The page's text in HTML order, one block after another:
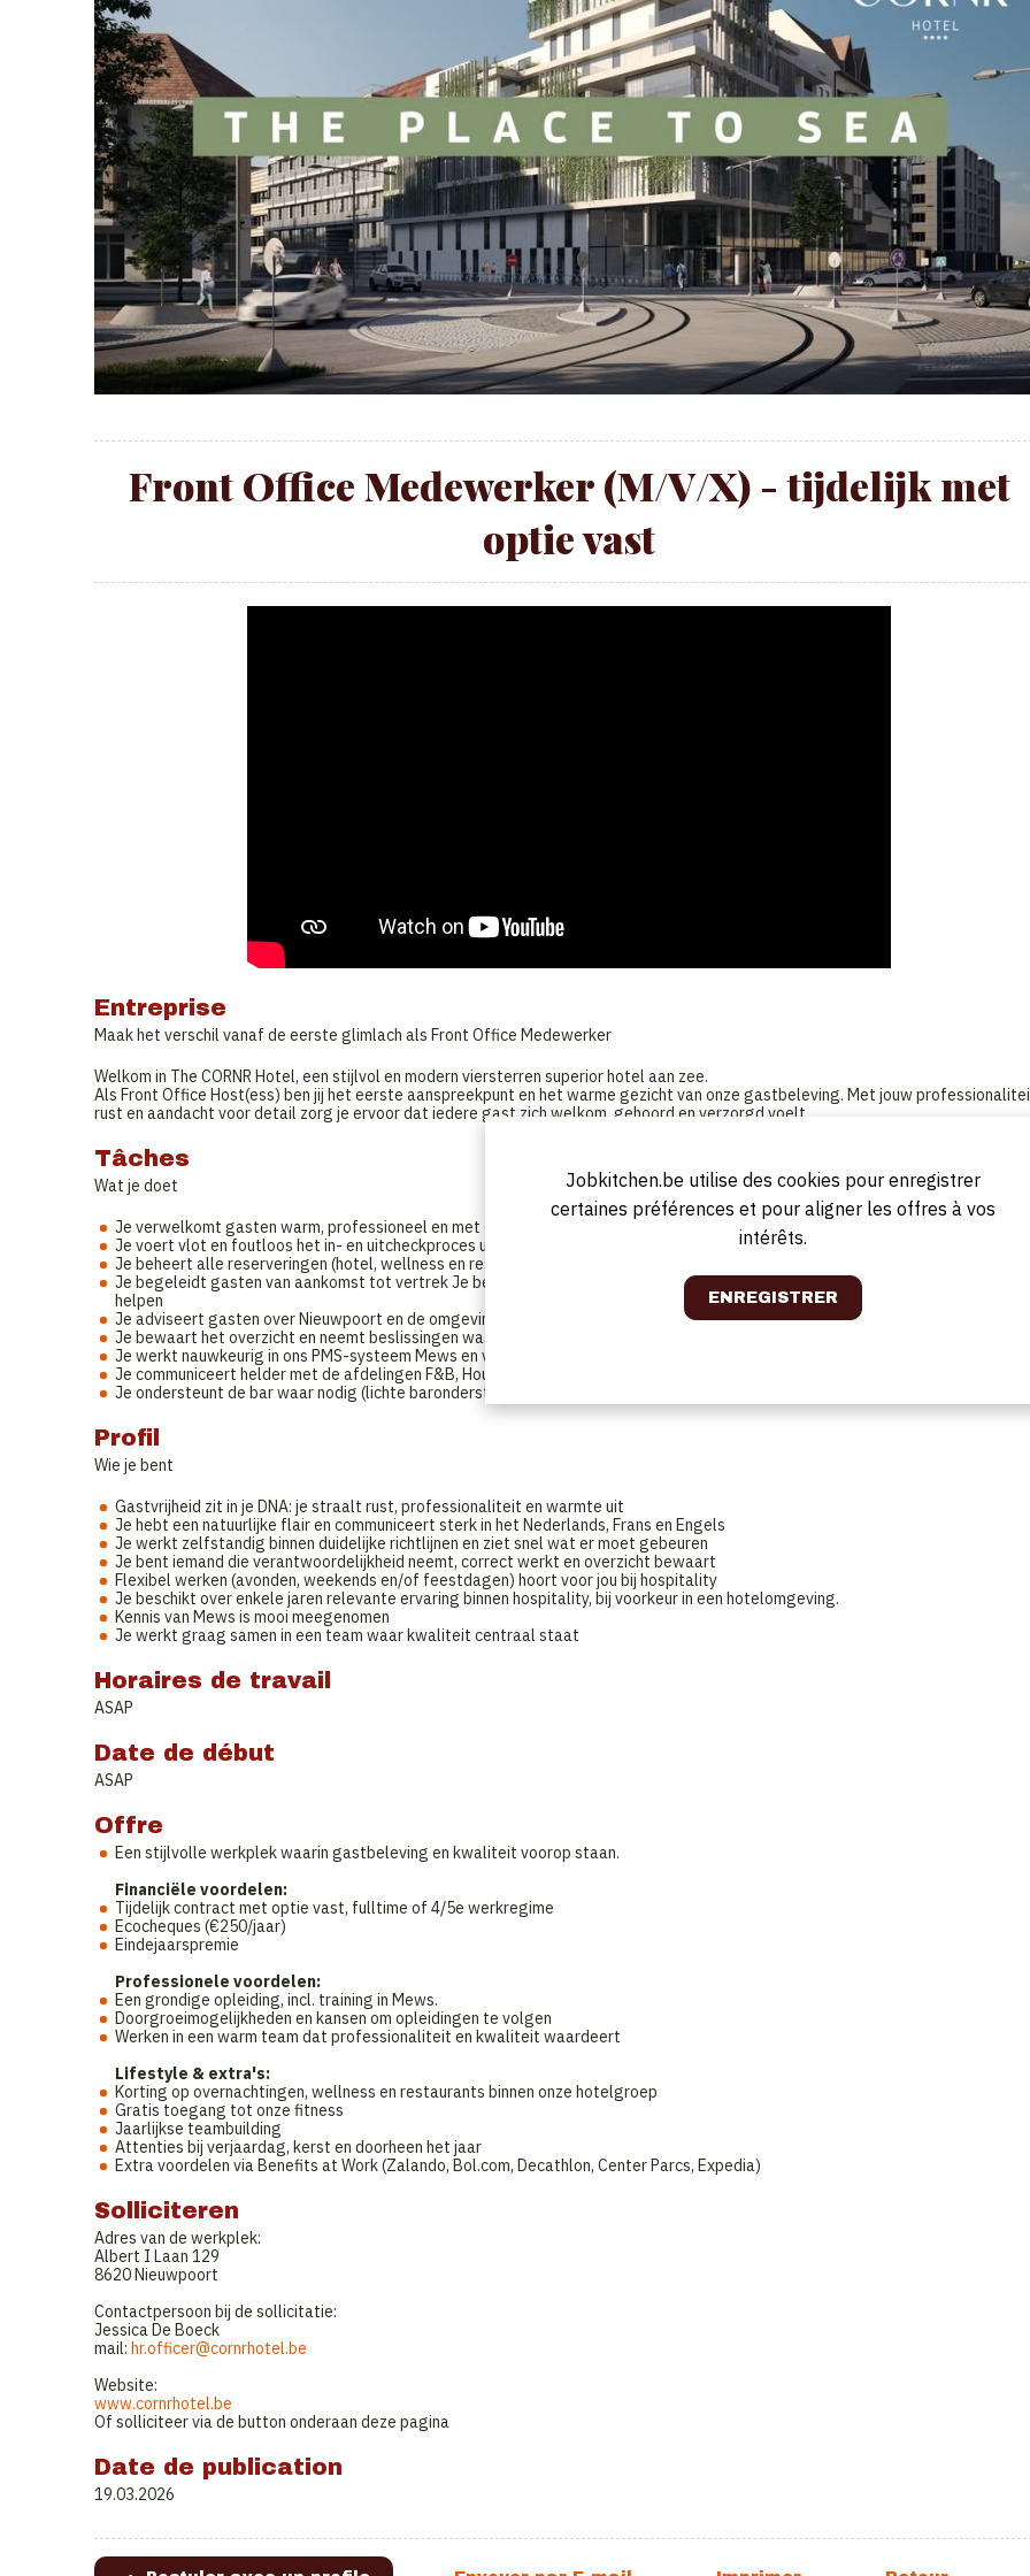
Front Office Medewerker (M/V/X) - tijdelijk met
optie vast
Entreprise
Maak het verschil vanaf de eerste glimlach als Front Office Medewerker
Welkom in The CORNR Hotel, een stijlvol en modern viersterren superior hotel aan zee.
Als Front Office Host(ess) ben jij het eerste aanspreekpunt en het warme gezicht van onze gastbeleving. Met jouw
rust en aandacht voor detail zorg je ervoor dat iedere gast zich welkom, gehoord en verzorgd voelt.
Tâches
Wat je doet
Je verwelkomt gasten warm, professioneel en met oprechte aandacht
Je voert vlot en foutloos het in- en uitcheckproces uit
Je beheert alle reserveringen (hotel, wellness en restaurant), telefonisch en per e-mail
Je begeleidt gasten van aankomst tot vertrek Je beantwoordt vragen en denkt (pro)actief mee om gasten zo goed mogelijk te
helpen
Je adviseert gasten over Nieuwpoort en de omgeving
Je bewaart het overzicht en neemt beslissingen waar nodig
Je werkt nauwkeurig in ons PMS-systeem Mews en voert administratieve taken uit
Je communiceert helder met de afdelingen F&B, Housekeeping, etc
Je ondersteunt de bar waar nodig (lichte barondersteuning)
Profil
Wie je bent
Gastvrijheid zit in je DNA: je straalt rust, professionaliteit en warmte uit
Je hebt een natuurlijke flair en communiceert sterk in het Nederlands, Frans en Engels
Je werkt zelfstandig binnen duidelijke richtlijnen en ziet snel wat er moet gebeuren
Je bent iemand die verantwoordelijkheid neemt, correct werkt en overzicht bewaart
Flexibel werken (avonden, weekends en/of feestdagen) hoort voor jou bij hospitality
Je beschikt over enkele jaren relevante ervaring binnen hospitality, bij voorkeur in een hotelomgeving.
Kennis van Mews is mooi meegenomen
Je werkt graag samen in een team waar kwaliteit centraal staat
Horaires de travail
ASAP
Date de début
ASAP
Offre
​​​​Een stijlvolle werkplek waarin gastbeleving en kwaliteit voorop staan.
Financiële voordelen:
Tijdelijk contract met optie vast, fulltime of 4/5e werkregime
Ecocheques (€250/jaar)
Eindejaarspremie
Professionele voordelen:
Een grondige opleiding, incl. training in Mews.
Doorgroeimogelijkheden en kansen om opleidingen te volgen
Werken in een warm team dat professionaliteit en kwaliteit waardeert
Lifestyle & extra's:
Korting op overnachtingen, wellness en restaurants binnen onze hotelgroep
Gratis toegang tot onze fitness
Jaarlijkse teambuilding
Attenties bij verjaardag, kerst en doorheen het jaar
Extra voordelen via Benefits at Work (Zalando, Bol.com, Decathlon, Center Parcs, Expedia)
Solliciteren
Adres van de werkplek:
Albert I Laan 129
8620 Nieuwpoort
Contactpersoon bij de sollicitatie:
Jessica De Boeck
mail: hr.officer@cornrhotel.be
Website:
www.cornrhotel.be
Of solliciteer via de button onderaan deze pagina
Date de publication
19.03.2026
Jobkitchen.be utilise des cookies pour enregistrer
certaines préférences et pour aligner les offres à vos
intérêts.